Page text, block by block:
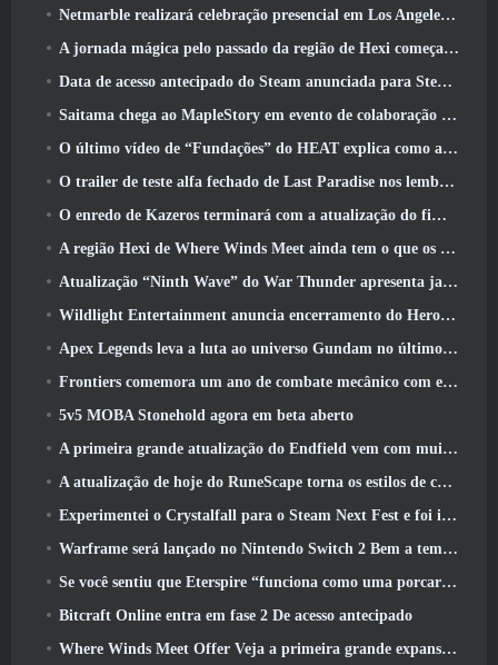
Netmarble realizará celebração presencial em Los Angeles. Antes dos Sete Pecados Capitais: Lançamento de origem
A jornada mágica pelo passado da região de Hexi começa onde os ventos se encontram hoje
Data de acesso antecipado do Steam anunciada para Steampunk ARPG Crystalfall
Saitama chega ao MapleStory em evento de colaboração One-Punch Man
O último vídeo de “Fundações” do HEAT explica como agentes e tanques trabalham juntos
O trailer de teste alfa fechado de Last Paradise nos lembra como é realmente sobreviver ao apocalipse zumbi
O enredo de Kazeros terminará com a atualização do fim do abismo de Lost Ark
A região Hexi de Where Winds Meet ainda tem o que os jogadores amam, ao mesmo tempo que é uma experiência única
Atualização “Ninth Wave” do War Thunder apresenta jatos Rank IX
Wildlight Entertainment anuncia encerramento do Hero Shooter Highguard gratuito
Apex Legends leva a luta ao universo Gundam no último evento de crossover
Frontiers comemora um ano de combate mecânico com eventos de aniversário
5v5 MOBA Stonehold agora em beta aberto
A primeira grande atualização do Endfield vem com muitas otimizações
A atualização de hoje do RuneScape torna os estilos de combate originais do MMORPG mais fáceis de aprender
Experimentei o Crystalfall para o Steam Next Fest e foi isso que aprendi
Warframe será lançado no Nintendo Switch 2 Bem a tempo para a próxima grande atualização, O Shadowgrapher
Se você sentiu que Eterspire “funciona como uma porcaria”, O diretor criativo diz que isso não acontece mais
Bitcraft Online entra em fase 2 De acesso antecipado
Where Winds Meet Offer Veja a primeira grande expansão na transmissão ao vivo Hexi